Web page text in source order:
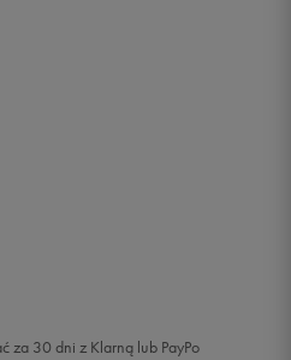
za 30 dni z Klarną lub PayPo